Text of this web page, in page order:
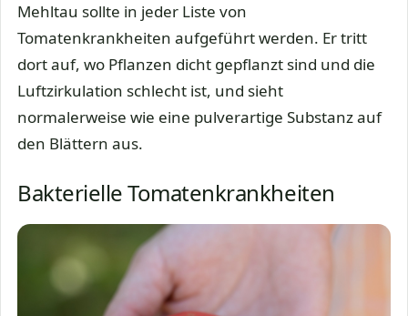
Mehltau sollte in jeder Liste von
Tomatenkrankheiten aufgeführt werden. Er tritt
dort auf, wo Pflanzen dicht gepflanzt sind und die
Luftzirkulation schlecht ist, und sieht
normalerweise wie eine pulverartige Substanz auf
den Blättern aus.
Bakterielle Tomatenkrankheiten